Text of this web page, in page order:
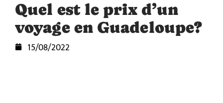
Quel est le prix d’un
voyage en Guadeloupe?
15/08/2022